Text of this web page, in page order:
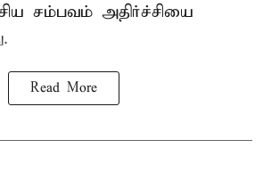
சம்பவம் அதிர்ச்சியை
Read More